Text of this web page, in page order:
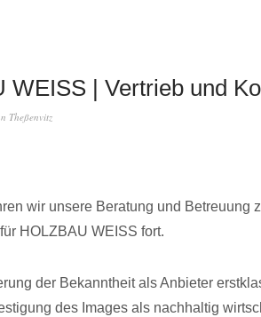
WEISS | Vertrieb und
Theßenvitz
wir unsere Beratung und Betreuung
HOLZBAU WEISS fort.
der Bekanntheit als Anbieter
des Images als nachhaltig